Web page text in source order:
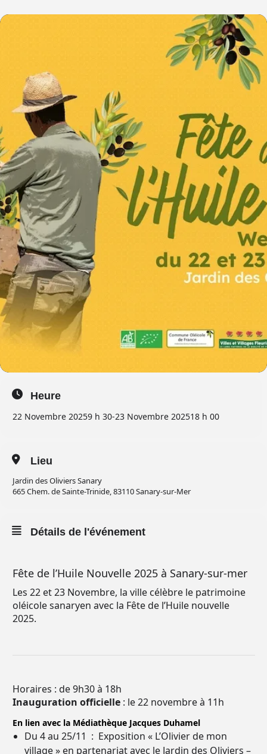
Heure
22 Novembre 20259 h 30-23 Novembre 202518 h 00
Lieu
Jardin des Oliviers Sanary
665 Chem. de Sainte-Trinide, 83110 Sanary-sur-Mer
Détails de l'événement
Fête de l’Huile Nouvelle 2025 à Sanary-sur-mer
Les 22 et 23 Novembre, la ville célèbre le patrimoine
oléicole sanaryen avec la Fête de l’Huile nouvelle
2025.
Horaires : de 9h30 à 18h
Inauguration officielle : le 22 novembre à 11h
En lien avec la Médiathèque Jacques Duhamel
Du 4 au 25/11 : Exposition « L’Olivier de mon
village » en partenariat avec le Jardin des Oliviers –